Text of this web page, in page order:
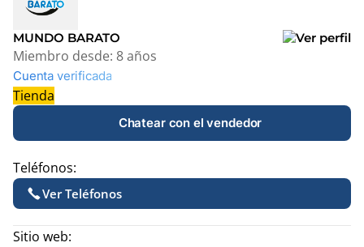
−
MUNDO BARATO
Miembro desde: 8 años
Cuenta verificada
Tienda
Chatear con el vendedor
Teléfonos:
Ver Teléfonos
Sitio web: